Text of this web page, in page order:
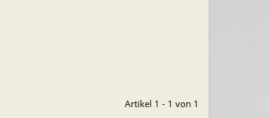
Artikel 1 - 1 von 1